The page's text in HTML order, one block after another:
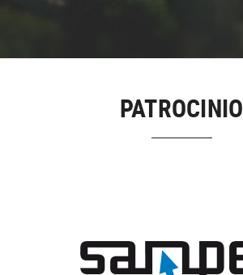
PATROCINIO